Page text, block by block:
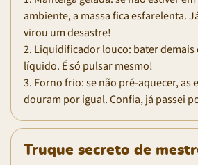
ambiente, a massa fica esfarelenta.
virou um desastre!
2. Liquidificador louco: bater demais
líquido. É só pulsar mesmo!
3. Forno frio: se não pré-aquecer, as
douram por igual. Confia, já passei
Truque secreto de